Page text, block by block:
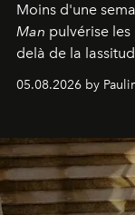
Moins d'une
Man pulvérise
delà de la
personnages
05.08.2026 by